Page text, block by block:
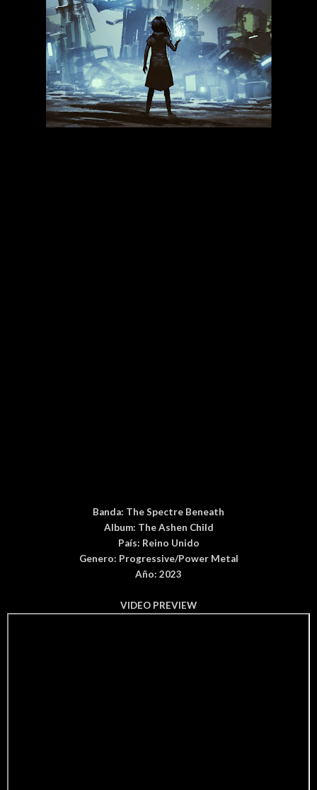
Banda: The Spectre Beneath
Album: The Ashen Child
País: Reino Unido
Genero: Progressive/Power Metal
Año: 2023
VIDEO PREVIEW